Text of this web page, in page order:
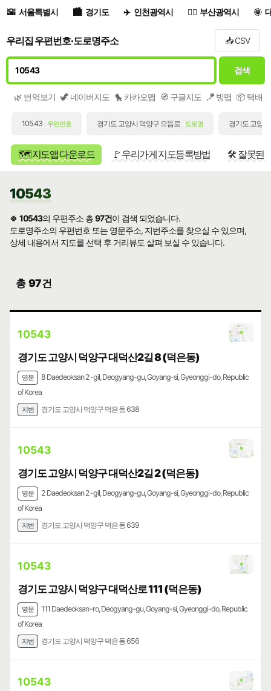
서울특별시 경기도 인천광역시 부산광역시
우리집 우편번호·도로명주소 📥 CSV
검색
🌿 번역보기 🦖 네이버지도 🐤 카카오맵 🧭 구글지도 🪁 빙맵 📦 택배/
10543 우편번호 경기도 고양시 덕양구 으뜸로 도로명 경기도 고양
🗺️ 지도앱 다운로드 🚩 우리가게 지도등록방법 🛠️ 잘못된
10543
🍀10543의 우편주소 총97건이 검색 되었습니다.
도로명주소의 우편번호 또는 영문주소, 지번주소를 찾으실 수 있으며,
상세 내용에서 지도를 선택 후 거리뷰도 살펴 보실 수 있습니다.
총 97건
10543
경기도 고양시 덕양구 대덕산2길 8 (덕은동)
영문
8 Daedeoksan 2-gil, Deogyang-gu, Goyang-si, Gyeonggi-do, Republic
of Korea
지번 경기도 고양시 덕양구 덕은동 638
10543
경기도 고양시 덕양구 대덕산2길 2 (덕은동)
영문
2 Daedeoksan 2-gil, Deogyang-gu, Goyang-si, Gyeonggi-do, Republic
of Korea
지번 경기도 고양시 덕양구 덕은동 639
10543
경기도 고양시 덕양구 대덕산로 111 (덕은동)
영문
111 Daedeoksan-ro, Deogyang-gu, Goyang-si, Gyeonggi-do, Republic
of Korea
지번 경기도 고양시 덕양구 덕은동 656
10543